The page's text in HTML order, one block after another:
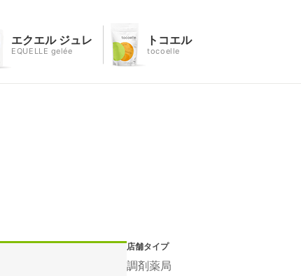
エクエル ジュレ
EQUELLE gelée
トコエル
tocoelle
店舗タイプ
調剤薬局